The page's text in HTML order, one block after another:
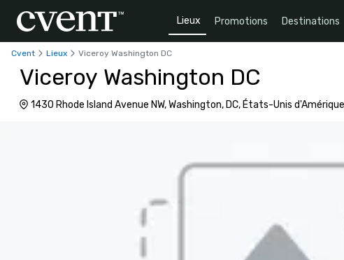
Lieux Promotions Destinations
Cvent Lieux Viceroy Washington DC
Viceroy Washington DC
1430 Rhode Island Avenue NW, Washington, DC, États-Unis